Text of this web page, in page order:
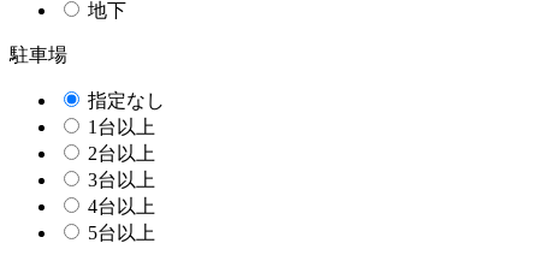
地下
駐車場
指定なし
1台以上
2台以上
3台以上
4台以上
5台以上